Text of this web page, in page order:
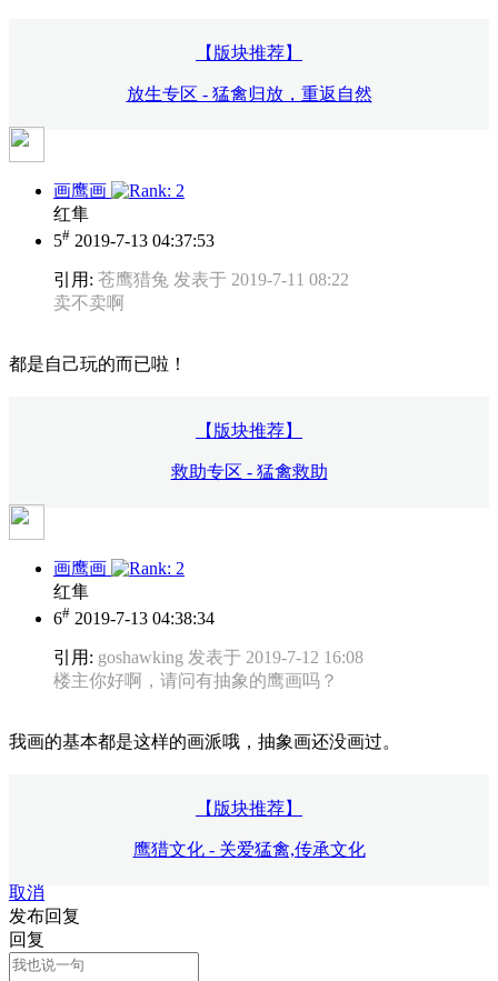
【版块推荐】
放生专区 - 猛禽归放，重返自然
画鹰画
红隼
5# 2019-7-13 04:37:53
引用: 苍鹰猎兔 发表于 2019-7-11 08:22
卖不卖啊
都是自己玩的而已啦！
【版块推荐】
救助专区 - 猛禽救助
画鹰画
红隼
6# 2019-7-13 04:38:34
引用: goshawking 发表于 2019-7-12 16:08
楼主你好啊，请问有抽象的鹰画吗？
我画的基本都是这样的画派哦，抽象画还没画过。
【版块推荐】
鹰猎文化 - 关爱猛禽,传承文化
取消
发布回复
回复